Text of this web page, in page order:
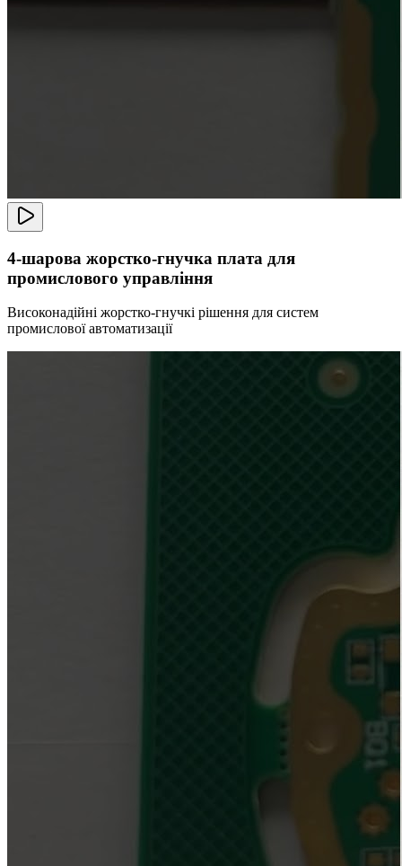
4-шарова жорстко-гнучка плата для
промислового управління
Високонадійні жорстко-гнучкі рішення для систем
промислової автоматизації